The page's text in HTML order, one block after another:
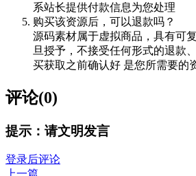
系站长提供付款信息为您处理
购买该资源后，可以退款吗？
源码素材属于虚拟商品，具有可
旦授予，不接受任何形式的退款
买获取之前确认好 是您所需要的
评论(0)
提示：请文明发言
登录后评论